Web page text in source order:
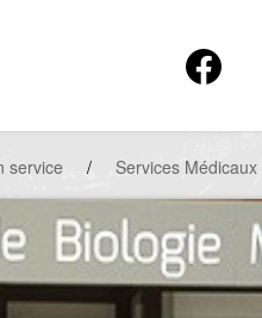
service / Services Médicaux